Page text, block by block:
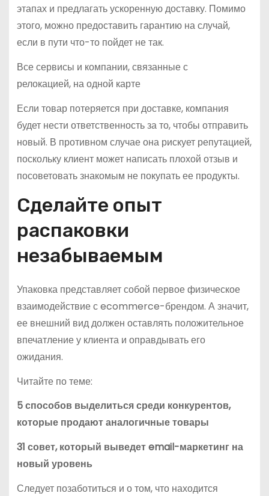
этапах и предлагать ускоренную доставку. Помимо
этого, можно предоставить гарантию на случай,
если в пути что-то пойдет не так.
Все сервисы и компании, связанные с
релокацией, на одной карте
Если товар потеряется при доставке, компания
будет нести ответственность за то, чтобы отправить
новый. В противном случае она рискует репутацией,
поскольку клиент может написать плохой отзыв и
посоветовать знакомым не покупать ее продукты.
Сделайте опыт
распаковки
незабываемым
Упаковка представляет собой первое физическое
взаимодействие с ecommerce-брендом. А значит,
ее внешний вид должен оставлять положительное
впечатление у клиента и оправдывать его
ожидания.
Читайте по теме:
5 способов выделиться среди конкурентов,
которые продают аналогичные товары
31 совет, который выведет email-маркетинг на
новый уровень
Следует позаботиться и о том, что находится